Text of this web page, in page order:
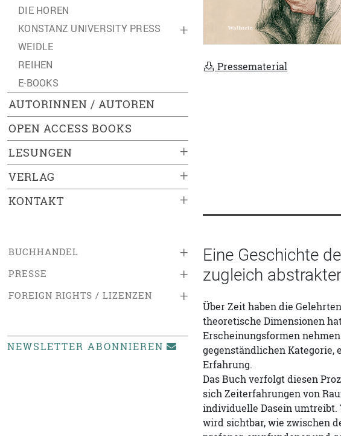
DIE HOREN
+
KONSTANZ UNIVERSITY PRESS
WEIDLE
REIHEN
E-BOOKS
AUTORINNEN / AUTOREN
OPEN ACCESS BOOKS
+
LESUNGEN
+
VERLAG
+
KONTAKT
+
BUCHHANDEL
+
PRESSE
+
FOREIGN RIGHTS / LIZENZEN
NEWSLETTER ABONNIEREN
Pressematerial
Eine Geschichte
zugleich
Über Zeit haben die
theoretische Dimensionen
Erscheinungsformen
gegenständlichen
Erfahrung.
Das Buch verfolgt diesen
sich Zeiterfahrungen von
individuelle Dasein umtreibt.
wird sichtbar, wie zwischen